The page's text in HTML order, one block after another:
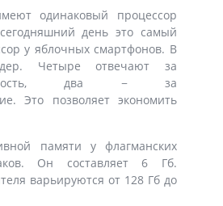
одинаковый процессор
день это самый
у яблочных смартфонов. В
Четыре отвечают за
два − за
Это позволяет экономить
памяти у флагманских
Он составляет 6 Гб.
варьируются от 128 Гб до